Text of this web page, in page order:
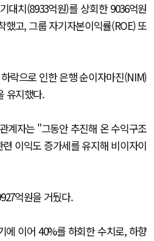
대치(8933억원)를 상회한 9036억원
고, 그룹 자기자본이익률(ROE) 또
락으로 인한 은행 순이자마진(NIM)
유지했다.
계자는 "그동안 추진해 온 수익구조
이익도 증가세를 유지해 비이자이
억원을 거뒀다.
에 이어 40%를 하회한 수치로, 하향